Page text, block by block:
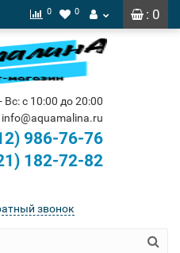
: 0
0 0
Вс: с 10:00 до 20:00
info@aquamalina.ru
986-76-76
182-72-82
звонок